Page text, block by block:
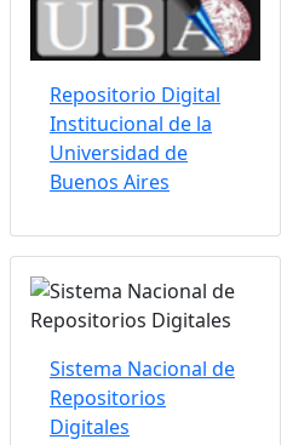
Repositorio Digital
Institucional de la
Universidad de
Buenos Aires
Sistema Nacional de
Repositorios
Digitales